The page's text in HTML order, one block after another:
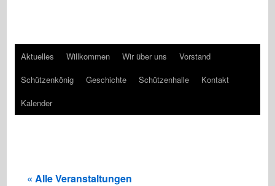
Zum
Inhalt
springen
Aktuelles Willkommen Wir über uns
Vorstand
Schützenkönig
Geschichte Schützenhalle
Kontakt
Kalender
« Alle Veranstaltungen